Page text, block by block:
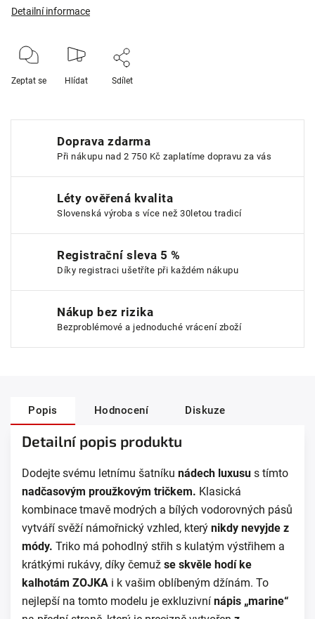
Detailní informace
Zeptat se Hlídat Sdílet
Doprava zdarma
Při nákupu nad 2 750 Kč zaplatíme dopravu za vás
Léty ověřená kvalita
Slovenská výroba s více než 30letou tradicí
Registrační sleva 5 %
Díky registraci ušetříte při každém nákupu
Nákup bez rizika
Bezproblémové a jednoduché vrácení zboží
Popis Hodnocení Diskuze
Detailní popis produktu
Dodejte svému letnímu šatníku nádech luxusu s tímto
nadčasovým proužkovým tričkem. Klasická
kombinace tmavě modrých a bílých vodorovných pásů
vytváří svěží námořnický vzhled, který nikdy nevyjde z
módy. Triko má pohodlný střih s kulatým výstřihem a
krátkými rukávy, díky čemuž se skvěle hodí ke
kalhotám ZOJKA i k vašim oblíbeným džínám. To
nejlepší na tomto modelu je exkluzivní nápis „marine“